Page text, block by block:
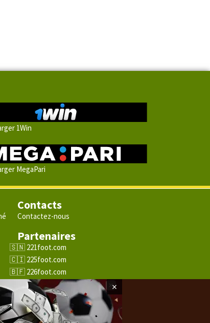
1Win
MegaPari
Contacts
Contactez-nous
Partenaires
221foot.com
225foot.com
226foot.com
228foot.com
229foot.com
243foot.com
×